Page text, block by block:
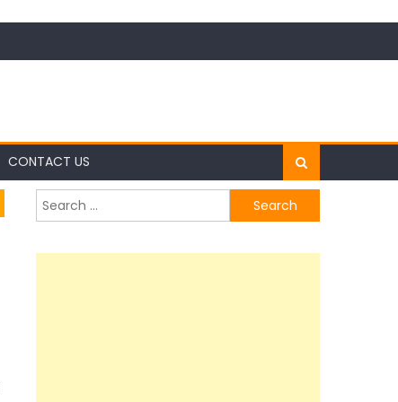
CONTACT US
Search
for: